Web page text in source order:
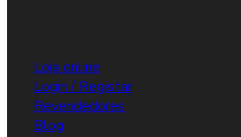
Loja online
Login / Registar
Revendedores
Blog